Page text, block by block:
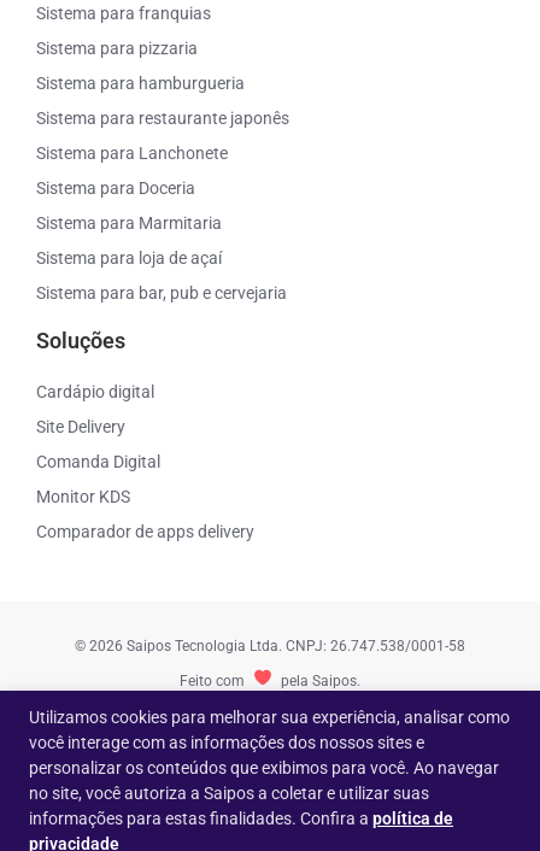
Sistema para franquias
Sistema para pizzaria
Sistema para hamburgueria
Sistema para restaurante japonês
Sistema para Lanchonete
Sistema para Doceria
Sistema para Marmitaria
Sistema para loja de açaí
Sistema para bar, pub e cervejaria
Soluções
Cardápio digital
Site Delivery
Comanda Digital
Monitor KDS
Comparador de apps delivery
© 2026 Saipos Tecnologia Ltda. CNPJ: 26.747.538/0001-58
Feito com pela Saipos.
Utilizamos cookies para melhorar sua experiência, analisar como
você interage com as informações dos nossos sites e
personalizar os conteúdos que exibimos para você. Ao navegar
no site, você autoriza a Saipos a coletar e utilizar suas
informações para estas finalidades. Confira a política de
privacidade